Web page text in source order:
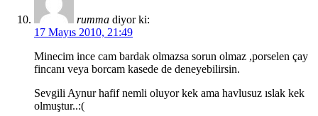
rumma diyor ki:
17 Mayıs 2010, 21:49
Minecim ince cam bardak olmazsa sorun olmaz ,porselen çay
fincanı veya borcam kasede de deneyebilirsin.
Sevgili Aynur hafif nemli oluyor kek ama havlusuz ıslak kek
olmuştur..:(